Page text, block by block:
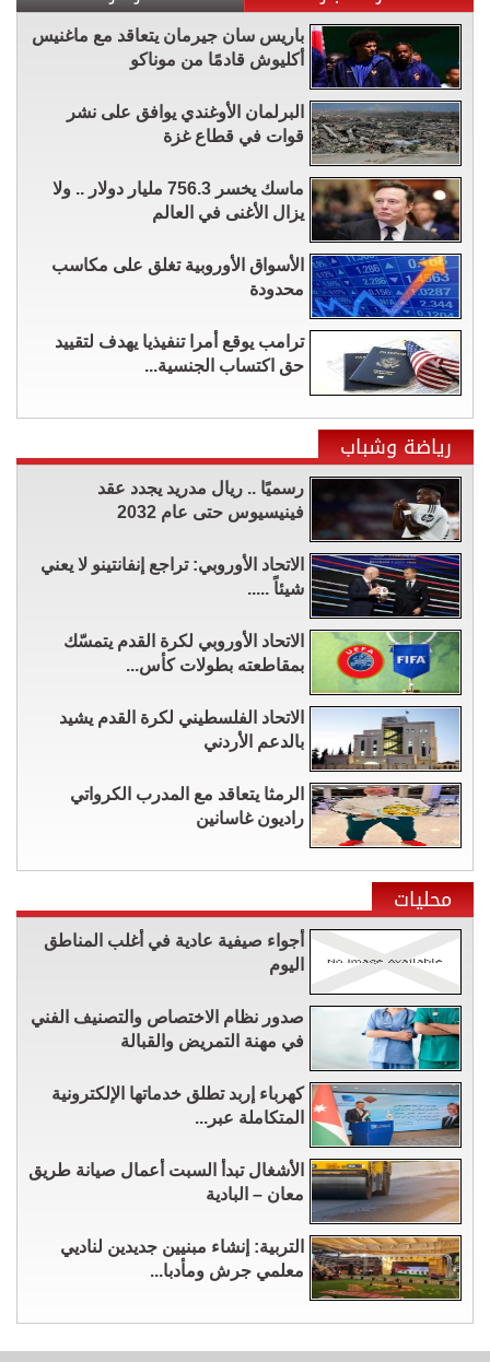
باريس سان جيرمان يتعاقد مع ماغنيس
أكليوش قادمًا من موناكو
البرلمان الأوغندي يوافق على نشر
قوات في قطاع غزة
ماسك يخسر 756.3 مليار دولار .. ولا
يزال الأغنى في العالم
الأسواق الأوروبية تغلق على مكاسب
محدودة
ترامب يوقع أمرا تنفيذيا يهدف لتقييد
حق اكتساب الجنسية...
رياضة وشباب
رسميًا .. ريال مدريد يجدد عقد
فينيسيوس حتى عام 2032
الاتحاد الأوروبي: تراجع إنفانتينو لا يعني
شيئاً .....
الاتحاد الأوروبي لكرة القدم يتمسّك
بمقاطعته بطولات كأس...
الاتحاد الفلسطيني لكرة القدم يشيد
بالدعم الأردني
الرمثا يتعاقد مع المدرب الكرواتي
راديون غاسانين
محليات
أجواء صيفية عادية في أغلب المناطق
اليوم
صدور نظام الاختصاص والتصنيف الفني
في مهنة التمريض والقبالة
كهرباء إربد تطلق خدماتها الإلكترونية
المتكاملة عبر...
الأشغال تبدأ السبت أعمال صيانة طريق
معان – البادية
التربية: إنشاء مبنيين جديدين لناديي
معلمي جرش ومأدبا...